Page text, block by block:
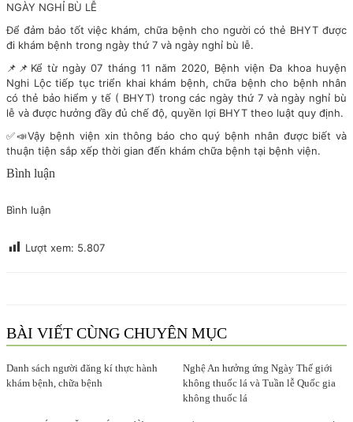
NGÀY NGHỈ BÙ LỄ
Để đảm bảo tốt việc khám, chữa bệnh cho người có thẻ BHYT được
đi khám bệnh trong ngày thứ 7 và ngày nghỉ bù lễ.
📌📌Kể từ ngày 07 tháng 11 năm 2020, Bệnh viện Đa khoa huyện
Nghi Lộc tiếp tục triển khai khám bệnh, chữa bệnh cho bệnh nhân
có thẻ bảo hiểm y tế ( BHYT) trong các ngày thứ 7 và ngày nghỉ bù
lễ và được hưởng đầy đủ chế độ, quyền lợi BHYT theo luật quy định.
✅📣Vậy bệnh viện xin thông báo cho quý bệnh nhân được biết và
thuận tiện sắp xếp thời gian đến khám chữa bệnh tại bệnh viện.
Bình luận
Bình luận
Lượt xem: 5.807
BÀI VIẾT CÙNG CHUYÊN MỤC
Danh sách người đăng kí thực hành
khám bệnh, chữa bệnh
Nghệ An hưởng ứng Ngày Thế giới
không thuốc lá và Tuần lễ Quốc gia
không thuốc lá